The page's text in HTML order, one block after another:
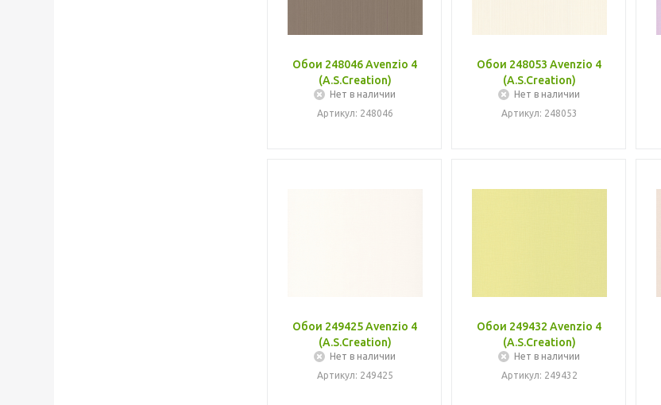
Обои 248046 Avenzio 4
(A.S.Creation)
Нет в наличии
Артикул: 248046
Обои 248053 Avenzio 4
(A.S.Creation)
Нет в наличии
Артикул: 248053
Обои 249425 Avenzio 4
(A.S.Creation)
Нет в наличии
Артикул: 249425
Обои 249432 Avenzio 4
(A.S.Creation)
Нет в наличии
Артикул: 249432